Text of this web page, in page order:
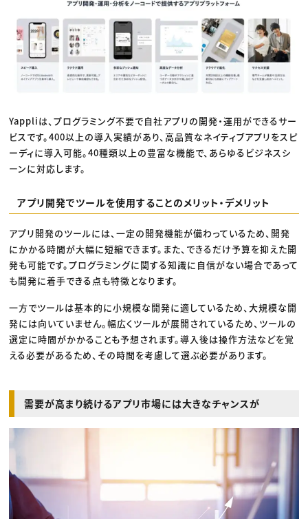
Yappliは、プログラミング不要で自社アプリの開発・運用ができるサー
ビスです。400以上の導入実績があり、高品質なネイティブアプリをスピ
ーディに導入可能。40種類以上の豊富な機能で、あらゆるビジネスシ
ーンに対応します。
アプリ開発でツールを使用することのメリット・デメリット
アプリ開発のツールには、一定の開発機能が備わっているため、開発
にかかる時間が大幅に短縮できます。また、できるだけ予算を抑えた開
発も可能です。プログラミングに関する知識に自信がない場合であって
も開発に着手できる点も特徴となります。
一方でツールは基本的に小規模な開発に適しているため、大規模な開
発には向いていません。幅広くツールが展開されているため、ツールの
選定に時間がかかることも予想されます。導入後は操作方法などを覚
える必要があるため、その時間を考慮して選ぶ必要があります。
需要が高まり続けるアプリ市場には大きなチャンスが